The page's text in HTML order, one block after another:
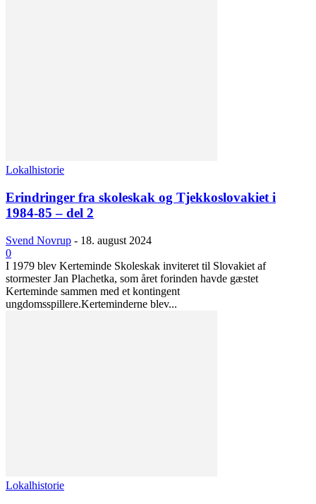
Lokalhistorie
Erindringer fra skoleskak og Tjekkoslovakiet i
1984-85 – del 2
Svend Novrup - 18. august 2024
0
I 1979 blev Kerteminde Skoleskak inviteret til Slovakiet af
stormester Jan Plachetka, som året forinden havde gæstet
Kerteminde sammen med et kontingent
ungdomsspillere.Kerteminderne blev...
Lokalhistorie